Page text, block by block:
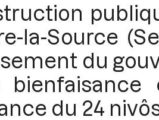
la-Source
du
du 24